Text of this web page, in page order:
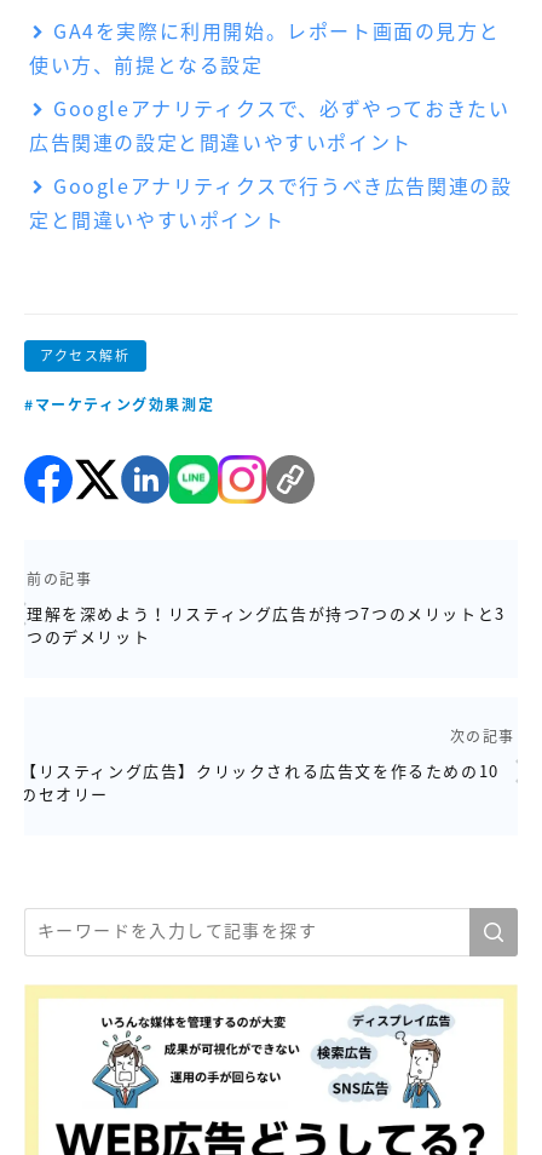
アクセス解析
#マーケティング効果測定
前の記事
理解を深めよう！リスティング広告が持つ7つのメリットと3
つのデメリット
次の記事
【リスティング広告】クリックされる広告文を作るための10
のセオリー
GA4を実際に利用開始。レポート画面の見方と
使い方、前提となる設定
Googleアナリティクスで、必ずやっておきたい
広告関連の設定と間違いやすいポイント
Googleアナリティクスで行うべき広告関連の設
定と間違いやすいポイント